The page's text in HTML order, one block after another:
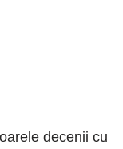
decenii cu